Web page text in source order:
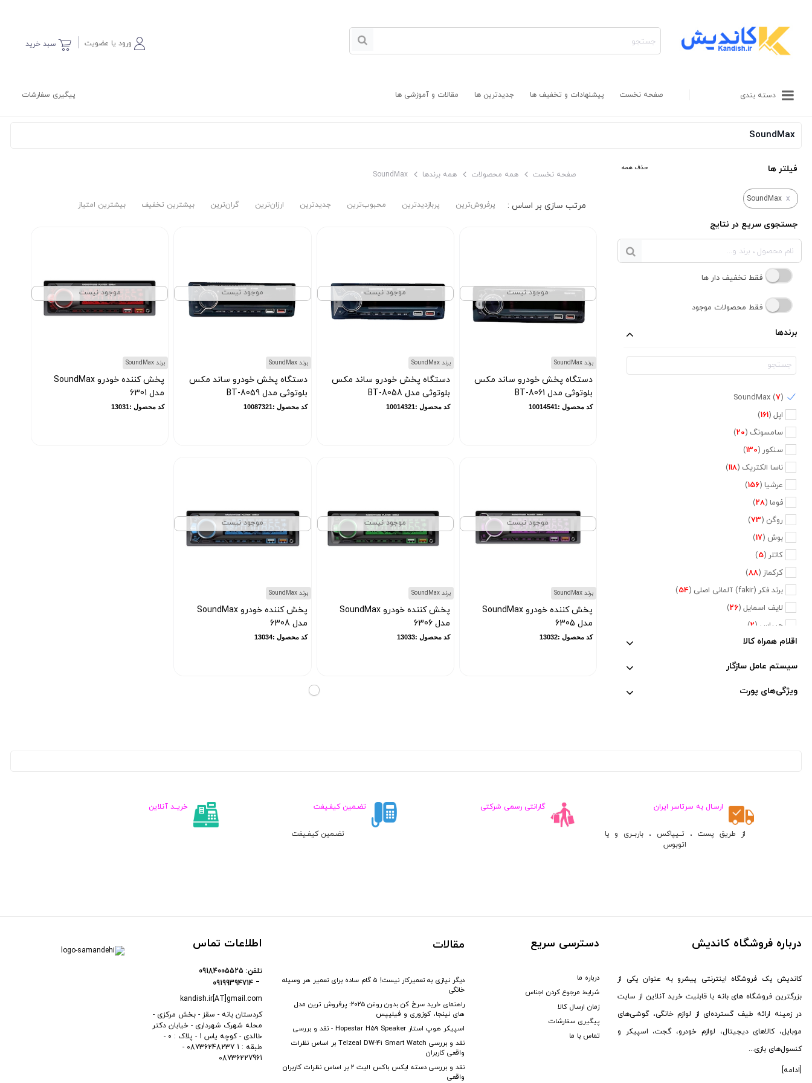
سبد خرید ورود یا عضویت
دسته بندی صفحه نخست پیشنهادات و تخفیف ها جدیدترین ها مقالات و آموزشی ها پیگیری سفارشات
SoundMax
فیلتر ها حذف همه
x
SoundMax
جستجوی سریع در نتایج
برندها
SoundMax (7)
اپل (161
)
سامسونگ (20
)
سنکور (130
)
ناسا الکتریک (118
)
عرشیا (156
)
فوما (28
)
روگن (73
)
بوش (17
)
کاتلر (5
)
کرکماز (88
)
برند فکر (fakir) آلمانی اصلی (
54
)
لایف اسمایل (26
)
جیپاس (2
)
دلمونتی (47
دلونگی ( 5
فیلیپس (20
)
1
)
برگو ( 8
)
هوپ استار (95
)
کاتلر (1
)
سونی (176
)
هکتور (2
)
ال جی (13
)
اقلام همراه کالا
سیستم عامل سازگار
ویژگی‌های پورت
صفحه نخست همه محصولات همه برندها SoundMax
پرفروش‌ترین‌ پربازدیدترین محبوب‌ترین جدیدترین ارزان‌ترین گران‌ترین بیشترین تخفیف بیشترین امتیاز
موجود نیست
برند SoundMax
دستگاه پخش خودرو ساند مکس
بلوتوثی مدل BT-8061
کد محصول :10014541
موجود نیست
برند SoundMax
دستگاه پخش خودرو ساند مکس
بلوتوثی مدل BT-8058
کد محصول :10014321
موجود نیست
برند SoundMax
دستگاه پخش خودرو ساند مکس
بلوتوثی مدل BT-8059
کد محصول :10087321
موجود نیست
برند SoundMax
پخش کننده خودرو SoundMax
مدل 6301
کد محصول :13031
موجود نیست
برند SoundMax
پخش کننده خودرو SoundMax
مدل 6305
کد محصول :13032
موجود نیست
برند SoundMax
پخش کننده خودرو SoundMax
مدل 6306
کد محصول :13033
موجود نیست
برند SoundMax
پخش کننده خودرو SoundMax
مدل 6308
کد محصول :13034
ارسـال به سرتاسر ایران
از طریق پست ، تــیپاکس ، باربــری و یا
اتوبوس
گارانتی رسمی شرکتی تضـمین کیفـیفت
تضـمین کیفـیفت
خریــد آنلاین
درباره فروشگاه کاندیش
کاندیش یک فروشگاه اینترنتی پیشرو به عنوان یکی از
بزرگترین فروشگاه های بانه با قابلیت خرید آنلاین از سایت
در زمینه ارائه طیف گسترده‌ای از لوازم خانگی، گوشی‌های
موبایل، کالاهای دیجیتال، لوازم خودرو، گجت، اسپیکر و
کنسول‌های بازی...
[ادامه]
دسترسی سریع
درباره ما
شرایط مرجوع کردن اجناس
زمان ارسال کالا
پیگیری سفارشات
تماس با ما
مقالات
دیگر نیازی به تعمیرکار نیست! ۵ گام ساده برای تعمیر هر وسیله
خانگی
راهنمای خرید سرخ کن بدون روغن 2025: پرفروش ترین مدل
های نینجا، کوزوری و فیلیپس
اسپیکر هوپ استار Hopestar H59 Speaker - نقد و بررسی
نقد و بررسی Telzeal DW-41 Smart Watch بر اساس نظرات
واقعی کاربران
نقد و بررسی دسته ایکس باکس الیت 2 بر اساس نظرات کاربران
واقعی
اطلاعات تماس
کردستان بانه - سقز - بخش مرکزی -
محله شهرک شهرداری - خیابان دکتر
خالدی - کوچه یاس 1 - پلاک : 0 -
طبقه : 1 08736248237 -
08736227961
kandish.ir[AT]gmail.com
تلفن: 09184005525
09199394714